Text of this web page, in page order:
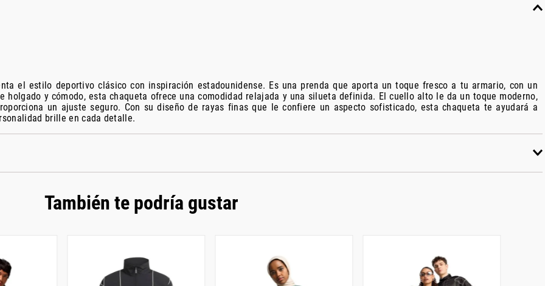
el estilo deportivo clásico con inspiración estadounidense. Es una prenda que aporta un toque fresco a tu armario, con un
y cómodo, esta chaqueta ofrece una comodidad relajada y una silueta definida. El cuello alto le da un toque moderno,
un ajuste seguro. Con su diseño de rayas finas que le confiere un aspecto sofisticado, esta chaqueta te ayudará a
brille en cada detalle.
También te podría gustar